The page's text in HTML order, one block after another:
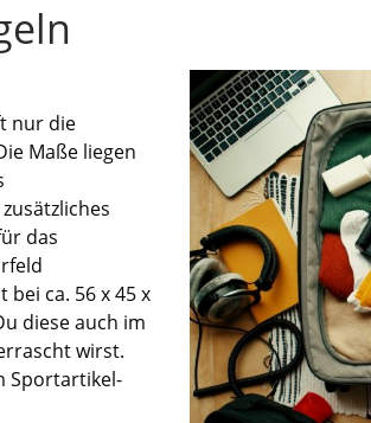
nur die
Maße liegen
das
ca. 56 x 45 x
diese auch im
wirst.
Sportartikel-